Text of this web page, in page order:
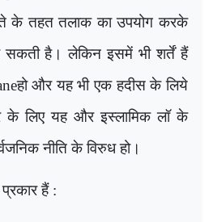
के तहत तलाक का उपयोग करके
सकती है। लेकिन इसमें भी शर्तें हैं
हो और यह भी एक हदीस के लिये
के लिए यह और इस्लामिक लॉ के
नीति के विरुध हो।
हैं :